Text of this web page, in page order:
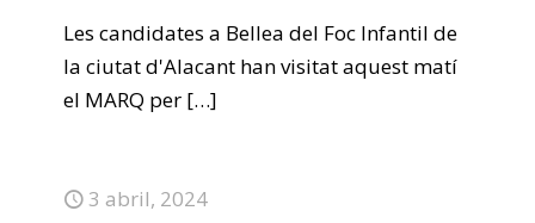
Les candidates a Bellea del Foc Infantil de
la ciutat d'Alacant han visitat aquest matí
el MARQ per […]
3 abril, 2024